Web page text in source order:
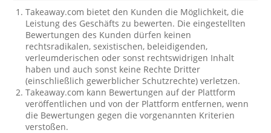
Takeaway.com bietet den Kunden die Möglichkeit, die
Leistung des Geschäfts zu bewerten. Die eingestellten
Bewertungen des Kunden dürfen keinen
rechtsradikalen, sexistischen, beleidigenden,
verleumderischen oder sonst rechtswidrigen Inhalt
haben und auch sonst keine Rechte Dritter
(einschließlich gewerblicher Schutzrechte) verletzen.
Takeaway.com kann Bewertungen auf der Plattform
veröffentlichen und von der Plattform entfernen, wenn
die Bewertungen gegen die vorgenannten Kriterien
verstoßen.